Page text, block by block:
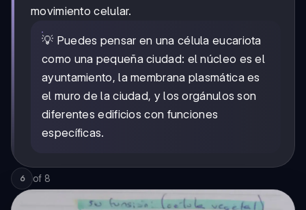
movimiento celular.
💡 Puedes pensar en una célula eucariota
como una pequeña ciudad: el núcleo es el
ayuntamiento, la membrana plasmática es
el muro de la ciudad, y los orgánulos son
diferentes edificios con funciones
específicas.
6 of 8